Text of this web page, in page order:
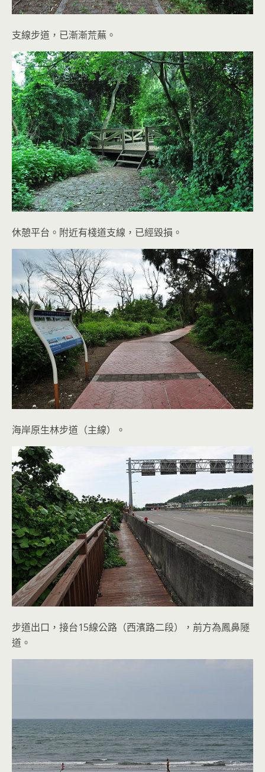
支線步道，已漸漸荒蕪。
休憩平台。附近有棧道支線，已經毀損。
海岸原生林步道（主線）。
步道出口，接台15線公路（西濱路二段），前方為鳳鼻隧
道。